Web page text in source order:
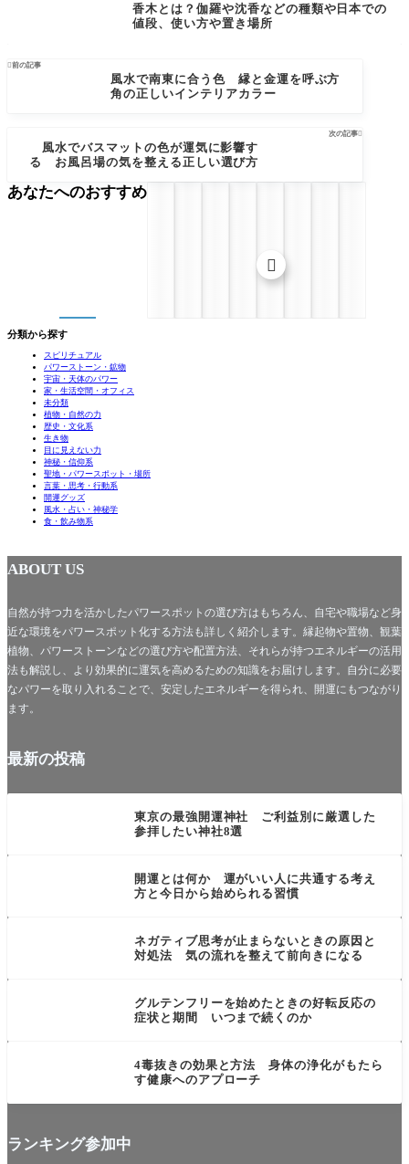
香木とは？伽羅や沈香などの種類や日本での
値段、使い方や置き場所
前の記事
風水で南東に合う色 縁と金運を呼ぶ方
角の正しいインテリアカラー
次の記事
風水でバスマットの色が運気に影響す
る お風呂場の気を整える正しい選び方
分類から探す
スピリチュアル
パワーストーン・鉱物
宇宙・天体のパワー
家・生活空間・オフィス
未分類
植物・自然の力
歴史・文化系
生き物
目に見えない力
神秘・信仰系
聖地・パワースポット・場所
言葉・思考・行動系
開運グッズ
風水・占い・神秘学
食・飲み物系
あなたへのおすすめ

ABOUT US
自然が持つ力を活かしたパワースポットの選び方はもちろん、自宅や職場など身
近な環境をパワースポット化する方法も詳しく紹介します。縁起物や置物、観葉
植物、パワーストーンなどの選び方や配置方法、それらが持つエネルギーの活用
法も解説し、より効果的に運気を高めるための知識をお届けします。自分に必要
なパワーを取り入れることで、安定したエネルギーを得られ、開運にもつながり
ます。
最新の投稿
未分類
東京の最強開運神社 ご利益別に厳選した
参拝したい神社8選
開運とは何か 運がいい人に共通する考え
方と今日から始められる習慣
ネガティブ思考が止まらないときの原因と
対処法 気の流れを整えて前向きになる
グルテンフリーを始めたときの好転反応の
症状と期間 いつまで続くのか
4毒抜きの効果と方法 身体の浄化がもたら
す健康へのアプローチ
ランキング参加中